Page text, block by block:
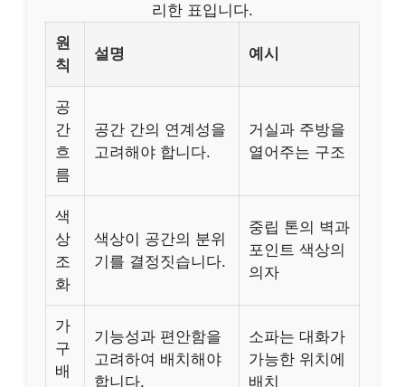
리한 표입니다.
원
칙
설명 예시
공
간
흐
름
공간 간의 연계성을
고려해야 합니다.
거실과 주방을
열어주는 구조
색
상
조
화
색상이 공간의 분위
기를 결정짓습니다.
중립 톤의 벽과
포인트 색상의
의자
가
구
배
기능성과 편안함을
고려하여 배치해야
합니다.
소파는 대화가
가능한 위치에
배치